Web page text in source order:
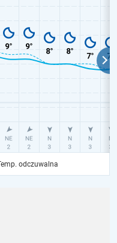
odczuwalna